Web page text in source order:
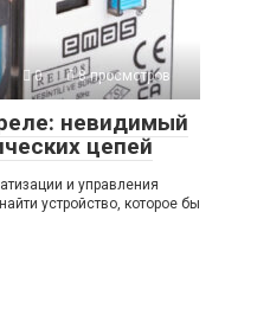
0 8 просмотров
невидимый
цепей
и управления
устройство, которое бы